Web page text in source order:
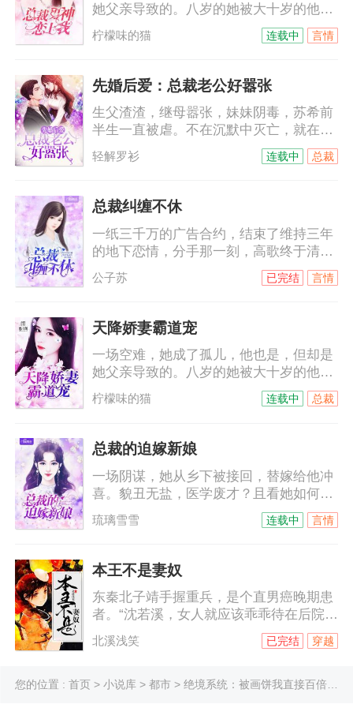
姐登门入室，分享自己的男人！娶她，不
过是侮辱她而已。
她父亲导致的。八岁的她被大十岁的他带
回付家，本以为那是他的善意，没想到，
他是来讨债的。十年间，她一直以为他恨
给她……他不允许她叫他哥，她只能叫他
名字，付墨沉，付墨沉，一遍遍，根深蒂
固……
柠檬味的猫 言情
连载中
先婚后爱：总裁老公好嚣张
生父渣渣，继母嚣张，妹妹阴毒，苏希前
半生一直被虐。不在沉默中灭亡，就在沉
默中爆（变）发（态）。黑莲花进击路
上，却意外被逼闪婚。只是那个外表冷酷
希：给我跪下唱征服。陆霆：你给老子说
清楚，到底是跪搓衣板还是跪榴莲！
轻解罗衫 总裁
连载中
总裁纠缠不休
一纸三千万的广告合约，结束了维持三年
的地下恋情，分手那一刻，高歌终于清
楚，自己从来就没有走进过他的心里。她
平静的签了字，拿着合约麻利的滚了。她
这才刚刚只是开始……某天，慕总裁打电
话给某小艺人，“明天有空吗？”小艺人不
耐烦，“没空！”“这样啊，其实我是
想……”小艺人被撩起好奇心，“想干嘛？”
公子苏 言情
已完结
天降娇妻霸道宠
一场空难，她成了孤儿，他也是，但却是
她父亲导致的。八岁的她被大十岁的他带
回穆家，本以为那是他的善意，没想到，
他是来讨债的。十年间，她一直以为他恨
给她……他不允许她叫他哥，她只能叫他
名字，穆霆琛，穆霆琛，一遍遍，根深蒂
固……
柠檬味的猫 总裁
连载中
总裁的迫嫁新娘
一场阴谋，她从乡下被接回，替嫁给他冲
喜。貌丑无盐，医学废才？且看她如何妙
手回春，绝丽风姿！脸被打肿的海城名媛
们向他告状，陆少……等等，她嫁的鬼夫
紧他的大腿，老公，你不是快不行了么？
他一副要吃了她的表情，看来我要身体力
行让你看看我究竟行不行！
琉璃雪雪 言情
连载中
本王不是妻奴
东秦北子靖手握重兵，是个直男癌晚期患
者。“沈若溪，女人就应该乖乖待在后院，
本王受伤了你给本王包扎，本王中毒了你
给本王解毒，舞弄权势非女子所为。”说着
她。王府侍卫们无语擦汗“沈若溪，女人应
北溪浅笑 穿越
已完结
您的位置 : 首页> 小说库> 都市 > 绝境系统：被画饼我直接百倍返利